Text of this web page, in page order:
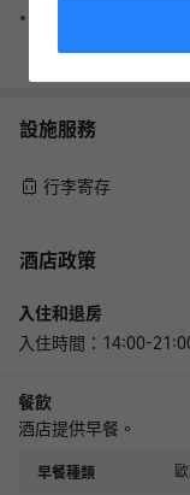
請注意，預訂時提
設施服務
行李寄存
酒店政策
入住和退房
入住時間：14:00-
餐飲
酒店提供早餐。
早餐種類